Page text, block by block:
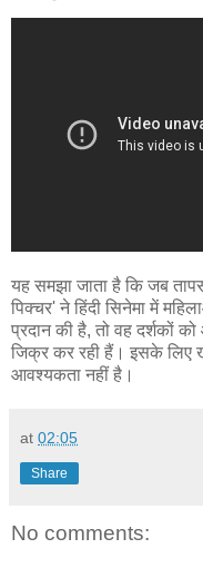
यह समझा जाता है कि जब
पिक्चर' ने हिंदी सिनेमा में
प्रदान की है, तो वह दर्शकों
जिक्र कर रही हैं। इसके लिए
आवश्यकता नहीं है।
at 02:05
Share
No comments: